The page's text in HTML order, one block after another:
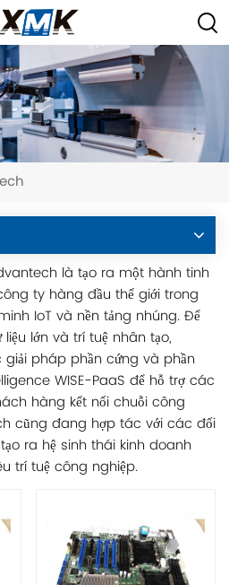
là tạo ra một hành tinh
ty hàng đầu thế giới trong
IoT và nền tảng nhúng. Để
lớn và trí tuệ nhân tạo,
pháp phần cứng và phần
WISE-PaaS để hỗ trợ các
hàng kết nối chuỗi công
cũng đang hợp tác với các đối
ra hệ sinh thái kinh doanh
trí tuệ công nghiệp.